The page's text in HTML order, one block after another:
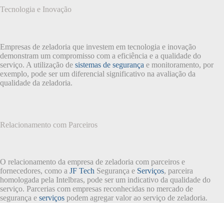
Tecnologia e Inovação
Empresas de zeladoria que investem em tecnologia e inovação
demonstram um compromisso com a eficiência e a qualidade do
serviço. A utilização de sistemas de segurança e monitoramento, por
exemplo, pode ser um diferencial significativo na avaliação da
qualidade da zeladoria.
Relacionamento com Parceiros
O relacionamento da empresa de zeladoria com parceiros e
fornecedores, como a JF Tech Segurança e Serviços, parceira
homologada pela Intelbras, pode ser um indicativo da qualidade do
serviço. Parcerias com empresas reconhecidas no mercado de
segurança e serviços podem agregar valor ao serviço de zeladoria.